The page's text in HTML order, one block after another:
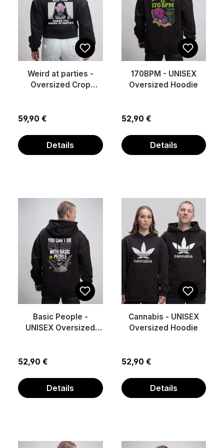
Weird at parties -
Oversized Crop
Regulärer Preis:
59,90 €
Details
170BPM - UNISEX
Oversized Hoodie
Regulärer Preis:
52,90 €
Details
Basic People -
UNISEX Oversized
Regulärer Preis:
52,90 €
Details
Cannabis - UNISEX
Oversized Hoodie
Regulärer Preis:
52,90 €
Details